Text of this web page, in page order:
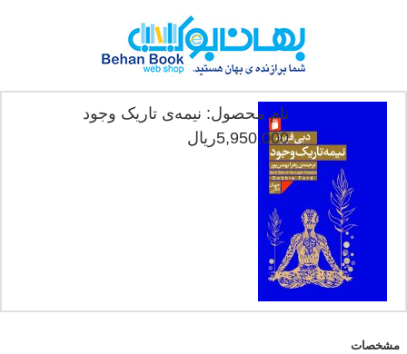
نام محصول: نیمه‌ی تاریک وجود
5,950,000ریال
مشخصات